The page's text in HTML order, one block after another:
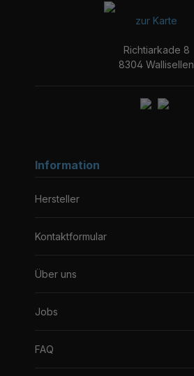
zur Karte
Richtiarkade 8
8304 Wallisellen
Information
Hersteller
Kontaktformular
Über uns
Jobs
FAQ